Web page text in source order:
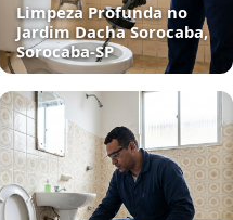
Limpeza Profunda no
Jardim Dacha Sorocaba,
Sorocaba‑SP